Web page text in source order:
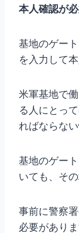
本人確認が
基地のゲー
を入力して
米軍基地で
る人にとっ
ればならない
基地のゲー
いても、そ
事前に警察
必要がありま